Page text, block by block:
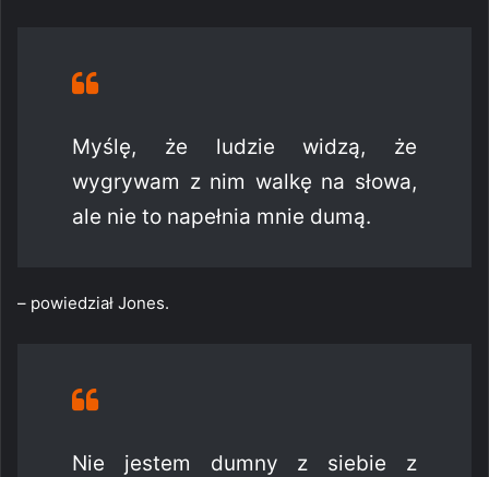
Myślę, że ludzie widzą, że
wygrywam z nim walkę na słowa,
ale nie to napełnia mnie dumą.
– powiedział Jones.
Nie jestem dumny z siebie z